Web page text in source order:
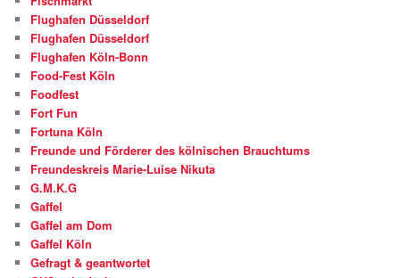
Flughafen Düsseldorf
Flughafen Düsseldorf
Flughafen Köln-Bonn
Food-Fest Köln
Foodfest
Fort Fun
Fortuna Köln
Freunde und Förderer des kölnischen Brauchtums
Freundeskreis Marie-Luise Nikuta
G.M.K.G
Gaffel
Gaffel am Dom
Gaffel Köln
Gefragt & geantwortet